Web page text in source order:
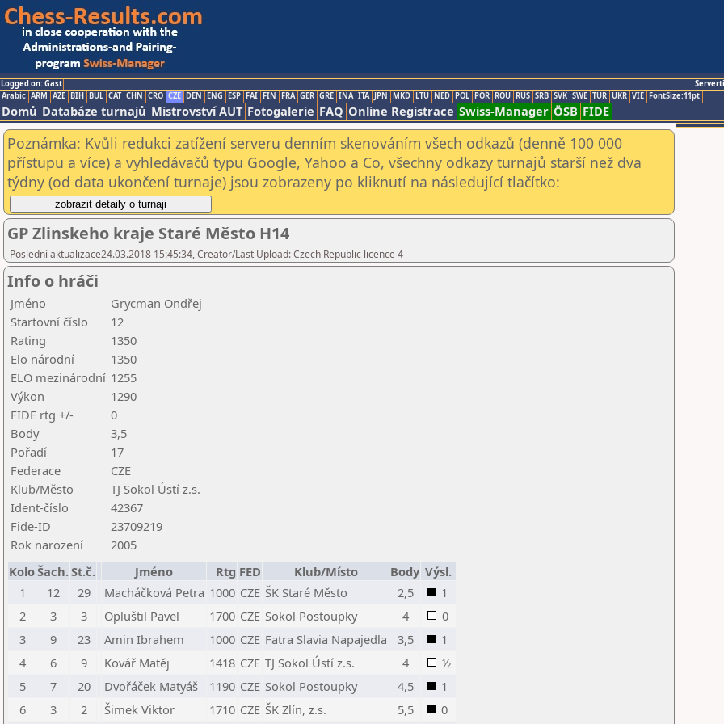
Logged on: Gast
Arabic ARM AZE BIH BUL CAT CHN CRO CZE DEN ENG ESP FAI FIN FRA GER GRE INA ITA JPN MKD LTU NED POL POR ROU RUS SRB SVK SWE TUR UKR VIE FontSize:11pt
Domů Databáze turnajů Mistrovství AUT Fotogalerie FAQ Online Registrace Swiss-Manager ÖSB FIDE
Poznámka: Kvůli redukci zatížení serveru denním skenováním všech odkazů (denně 100 000
přístupu a více) a vyhledávačů typu Google, Yahoo a Co, všechny odkazy turnajů starší než dva
týdny (od data ukončení turnaje) jsou zobrazeny po kliknutí na následující tlačítko:
GP Zlinskeho kraje Staré Město H14
Poslední aktualizace24.03.2018 15:45:34, Creator/Last Upload: Czech Republic licence 4
Info o hráči
Jméno
Grycman Ondřej
Startovní číslo
12
Rating
1350
Elo národní
1350
ELO mezinárodní 1255
Výkon
1290
FIDE rtg +/-
0
Body
3,5
Pořadí
17
Federace
CZE
Klub/Město
TJ Sokol Ústí z.s.
Ident-číslo
42367
Fide-ID
23709219
Rok narození
2005
KoloŠach.St.č. Jméno Rtg FED Klub/Místo Body Výsl.
1
12 29 Macháčková Petra 1000 CZE ŠK Staré Město 2,5
1
2
3 3 Opluštil Pavel 1700 CZE Sokol Postoupky 4
0
3
9 23 Amin Ibrahem 1000 CZE Fatra Slavia Napajedla 3,5
1
4
6 9 Kovář Matěj 1418 CZE TJ Sokol Ústí z.s. 4
½
5
7 20 Dvořáček Matyáš 1190 CZE Sokol Postoupky 4,5
1
6
3 2 Šimek Viktor 1710 CZE ŠK Zlín, z.s. 5,5 0